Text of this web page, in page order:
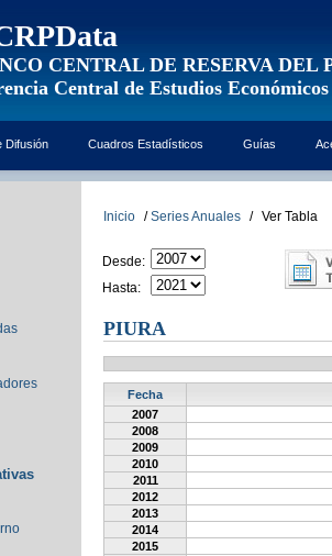
CENTRAL DE RESERVA DEL
Central de Estudios Económicos
Difusión Cuadros Estadísticos Guías
Inicio / Series Anuales / Ver Tabla
Desde:
Hasta:
PIURA
Fecha
2007
2008
2009
2010
2011
2012
2013
2014
2015